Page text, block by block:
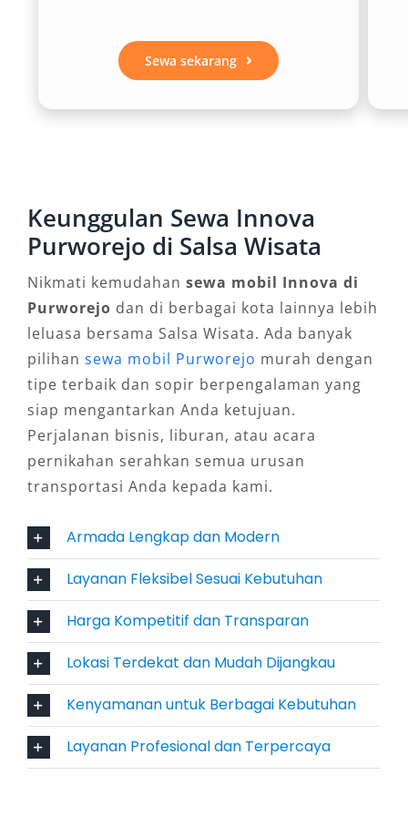
sangat fleksibel, tersedia paket harian 24 jam,
bulanan, hingga untuk kebutuhan perjalanan
ke luar kota. Kemudahan ini membuat mobil
Penyedia rental Innova Purworejo kini
menawarkan pilihan unit beragam mulai dari
Innova Reborn, Venturer, hingga Zenix Hybrid
yang hemat bahan bakar dan ramah
lingkungan. Dengan dukungan varian matic
maupun manual, serta pilihan warna elegan,
konsumen dapat menyesuaikan armada sesuai
kebutuhan dan selera.
4. Harga Kompetitif dengan
Kualitas Terjamin
Meski tergolong mobil premium, layanan sewa
mobil Innova Purworejo murah tersedia
dengan harga kompetitif. Keunggulannya
terletak pada transparansi tarif yang jelas,
layanan yang profesional, serta kondisi
kendaraan yang selalu prima. Hal ini
menjadikan Innova sebagai mobil yang
terjangkau namun tetap berkelas.
5. Praktis dan Terdekat dari Lokasi
Sewa sekarang
Keunggulan Sewa Innova
Purworejo di Salsa Wisata
Nikmati kemudahan sewa mobil Innova di
Purworejo dan di berbagai kota lainnya lebih
leluasa bersama Salsa Wisata. Ada banyak
pilihan sewa mobil Purworejo murah dengan
tipe terbaik dan sopir berpengalaman yang
siap mengantarkan Anda ketujuan.
Perjalanan bisnis, liburan, atau acara
pernikahan serahkan semua urusan
transportasi Anda kepada kami.
Armada Lengkap dan Modern
Layanan Fleksibel Sesuai Kebutuhan
Harga Kompetitif dan Transparan
Lokasi Terdekat dan Mudah Dijangkau
Kenyamanan untuk Berbagai Kebutuhan
Layanan Profesional dan Terpercaya